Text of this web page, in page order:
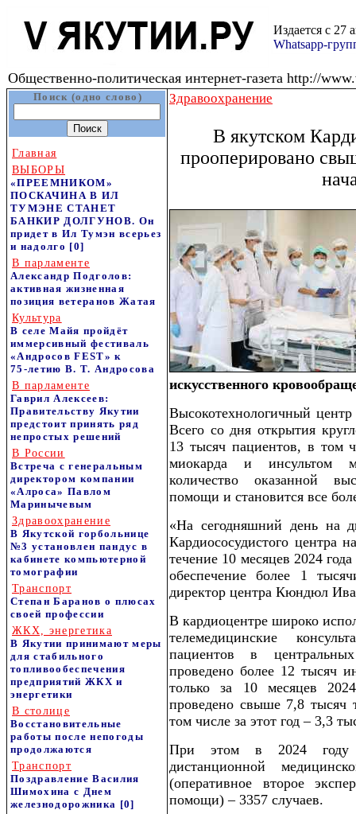
Издается с 27
Whatsapp-
Общественно-политическая интернет-газета http://
Поиск (одно слово)
Главная
ВЫБОРЫ
«ПРЕЕМНИКОМ»
ПОСКАЧИНА В ИЛ
ТУМЭНЕ СТАНЕТ
БАНКИР ДОЛГУНОВ. Он
придет в Ил Тумэн всерьез
и надолго [0]
В парламенте
Александр Подголов:
активная жизненная
позиция ветеранов Жатая
Культура
В селе Майя пройдёт
иммерсивный фестиваль
«Андросов FEST» к
75‑летию В. Т. Андросова
В парламенте
Гаврил Алексеев:
Правительству Якутии
предстоит принять ряд
непростых решений
В России
Встреча с генеральным
директором компании
«Алроса» Павлом
Маринычевым
Здравоохранение
В Якутской горбольнице
№3 установлен пандус в
кабинете компьютерной
томографии
Транспорт
Степан Баранов о плюсах
своей профессии
ЖКХ, энергетика
В Якутии принимают меры
для стабильного
топливообеспечения
предприятий ЖКХ и
энергетики
В столице
Восстановительные
работы после непогоды
продолжаются
Транспорт
Поздравление Василия
Шимохина с Днем
железнодорожника [0]
Здравоохранение
В якутском
прооперировано
искусственного
Высокотехнологичный
Всего со дня открытия
13 тысяч пациентов, в том
миокарда и инсультом
количество оказанной
помощи и становится все
«На сегодняшний день на
Кардиососудистого центра
течение 10 месяцев 2024
обеспечение более 1
директор центра Кюндюл
В кардиоцентре широко
телемедицинские
пациентов в
проведено более 12 тысяч
только за 10 месяцев
проведено свыше 7,8 тысяч
том числе за этот год – 3,3
При этом в 2024 году
дистанционной
(оперативное второе
помощи) – 3357 случаев.